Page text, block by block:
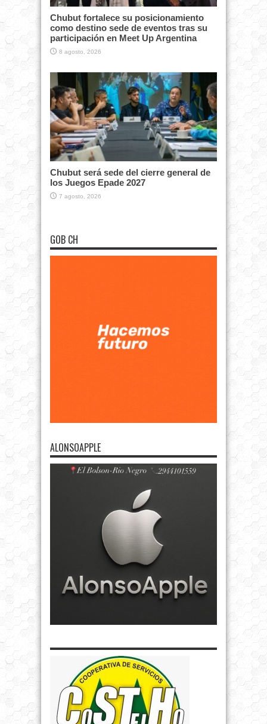
Chubut fortalece su posicionamiento
como destino sede de eventos tras su
participación en Meet Up Argentina
8 agosto, 2026
Chubut será sede del cierre general de
los Juegos Epade 2027
7 agosto, 2026
GOB CH
ALONSOAPPLE